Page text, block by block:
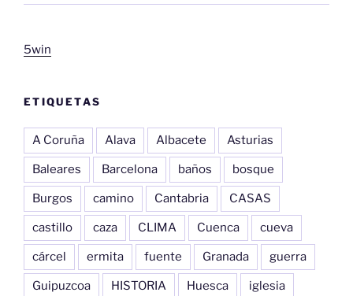
5win
ETIQUETAS
A Coruña Alava Albacete Asturias
Baleares Barcelona baños bosque
Burgos camino Cantabria CASAS
castillo caza CLIMA Cuenca cueva
cárcel ermita fuente Granada guerra
Guipuzcoa HISTORIA Huesca iglesia